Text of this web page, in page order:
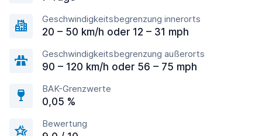
Geschwindigkeitsbegrenzung innerorts
20 – 50 km/h oder 12 – 31 mph
Geschwindigkeitsbegrenzung außerorts
90 – 120 km/h oder 56 – 75 mph
BAK-Grenzwerte
0,05 %
Bewertung